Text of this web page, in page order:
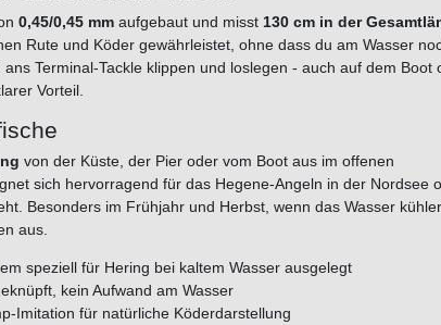
0,45/0,45 mm aufgebaut und misst 130 cm in der
Rute und Köder gewährleistet, ohne dass du am Wasser
Terminal-Tackle klippen und loslegen - auch auf dem Boot
Vorteil.
von der Küste, der Pier oder vom Boot aus im offenen
sich hervorragend für das Hegene-Angeln in der Nordsee
Besonders im Frühjahr und Herbst, wenn das Wasser kühler
aus.
speziell für Hering bei kaltem Wasser ausgelegt
kein Aufwand am Wasser
Imitation für natürliche Köderdarstellung